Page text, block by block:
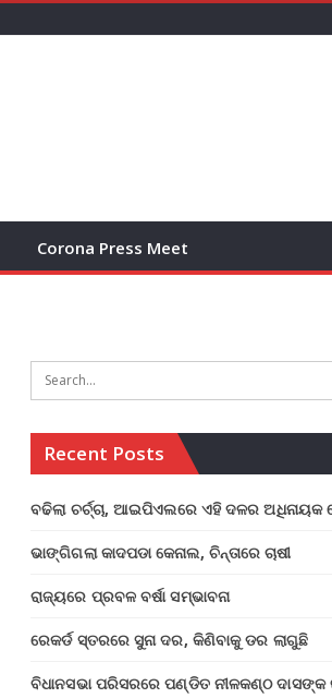
Corona Press Meet
Recent Posts
ବଢିଲା ଚର୍ଚ୍ଚା, ଆଇପିଏଲରେ ଏହି ଦଳର ଅଧିନାୟକ
ଭାଙ୍ଗିଗଲା କାଦପଡା କେନାଲ, ଚିନ୍ତାରେ ଚାଷୀ
ରାଜ୍ୟରେ ପ୍ରବଳ ବର୍ଷା ସମ୍ଭାବନା
ରେକର୍ଡ ସ୍ତରରେ ସୁନା ଦର, କିଣିବାକୁ ଡର ଲାଗୁଛି
ବିଧାନସଭା ପରିସରରେ ପଣ୍ଡିତ ନୀଳକଣ୍ଠ ଦାସଙ୍କ